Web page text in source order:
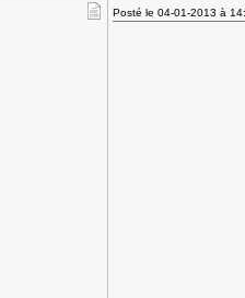
Posté le 04-01-2013 à